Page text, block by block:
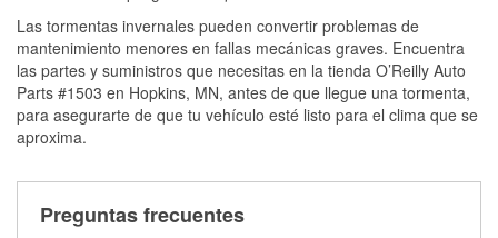
Las tormentas invernales pueden convertir problemas de
mantenimiento menores en fallas mecánicas graves. Encuentra
las partes y suministros que necesitas en la tienda O’Reilly Auto
Parts #1503 en Hopkins, MN, antes de que llegue una tormenta,
para asegurarte de que tu vehículo esté listo para el clima que se
aproxima.
Preguntas frecuentes